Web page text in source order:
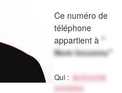
Ce numéro de
téléphone
appartient à "
Nom inconnu"
Qui :
Activité
inconnu